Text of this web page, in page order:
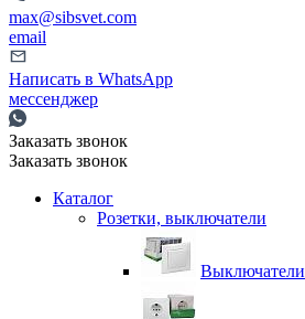
max@sibsvet.com
email
Написать в WhatsApp
мессенджер
Заказать звонок
Заказать звонок
Каталог
Розетки, выключатели
Выключатели